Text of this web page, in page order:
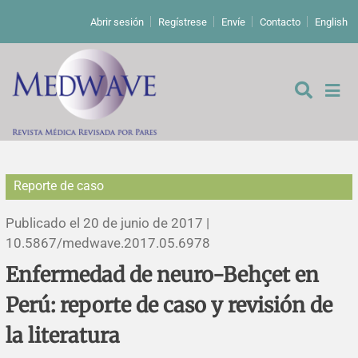
Abrir sesión Regístrese Envíe Contacto English
De los editores
Editoriales
Comentarios
Cartas a los editores
Estudios originales
Estudios cualitativos
Análisis
Reporte de caso
Publicado el 20 de junio de 2017 |
10.5867/medwave.2017.05.6978
Enfermedad de neuro-Behçet en
Perú: reporte de caso y revisión de
la literatura